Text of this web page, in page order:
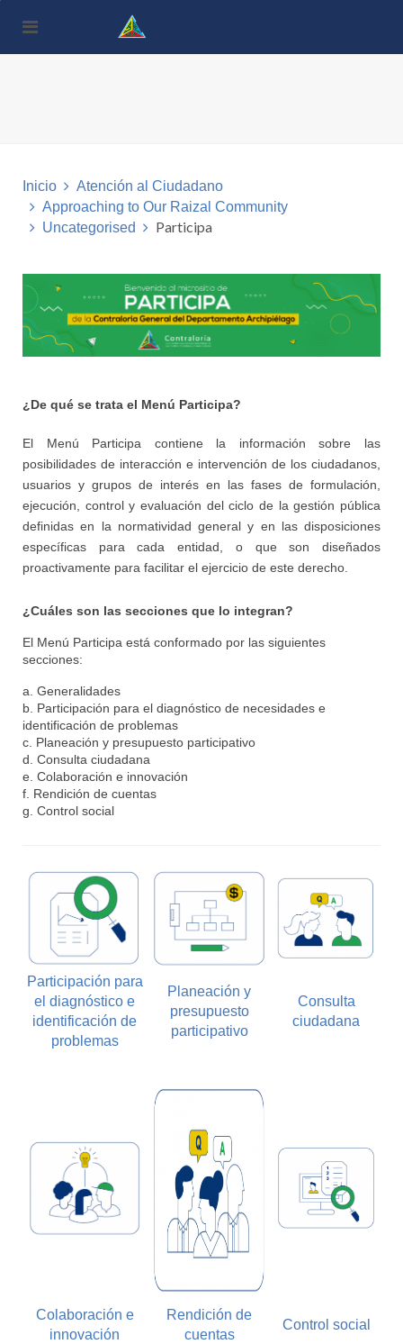
este
Inicio
Atención al Ciudadano
Approaching to Our Raizal Community
Uncategorised
Participa
¿De qué se trata el Menú Participa?
El Menú Participa contiene la información sobre las
posibilidades de interacción e intervención de los ciudadanos,
usuarios y grupos de interés en las fases de formulación,
ejecución, control y evaluación del ciclo de la gestión pública
definidas en la normatividad general y en las disposiciones
específicas para cada entidad, o que son diseñados
proactivamente para facilitar el ejercicio de este derecho.
¿Cuáles son las secciones que lo integran?
El Menú Participa está conformado por las siguientes
secciones:
a. Generalidades
b. Participación para el diagnóstico de necesidades e
identificación de problemas
c. Planeación y presupuesto participativo
d. Consulta ciudadana
e. Colaboración e innovación
f. Rendición de cuentas
g. Control social
Participación para
el diagnóstico e
identificación de
problemas
Planeación y
presupuesto
participativo
Consulta
ciudadana
Colaboración e
innovación
Rendición de
cuentas
Control social